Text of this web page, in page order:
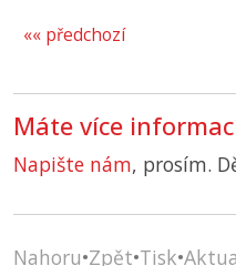
«« předchozí
Máte více
Napište nám, prosím.
Nahoru•Zpět•Tisk•